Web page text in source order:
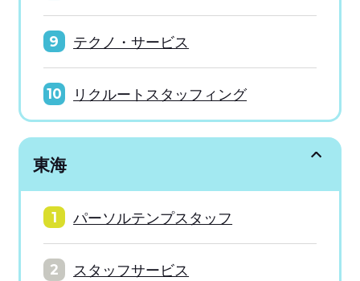
9 テクノ・サービス
10 リクルートスタッフィング
東海
1 パーソルテンプスタッフ
2 スタッフサービス